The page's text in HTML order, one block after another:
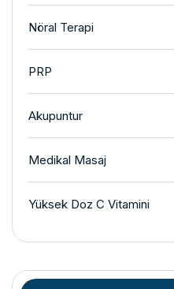
Nöral Terapi
PRP
Akupuntur
Medikal Masaj
Yüksek Doz C Vitamini